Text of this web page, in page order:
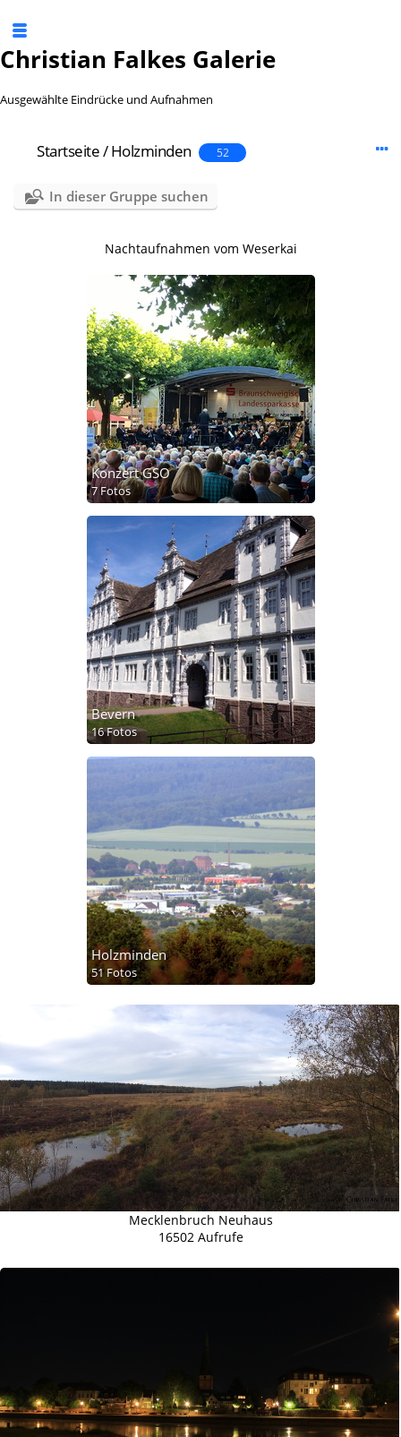
Christian Falkes Galerie
Ausgewählte Eindrücke und Aufnahmen
Startseite/Holzminden 52
In dieser Gruppe suchen
Nachtaufnahmen vom Weserkai
Konzert GSO
7 Fotos
Bevern
16 Fotos
Holzminden
51 Fotos
Mecklenbruch Neuhaus
16502 Aufrufe